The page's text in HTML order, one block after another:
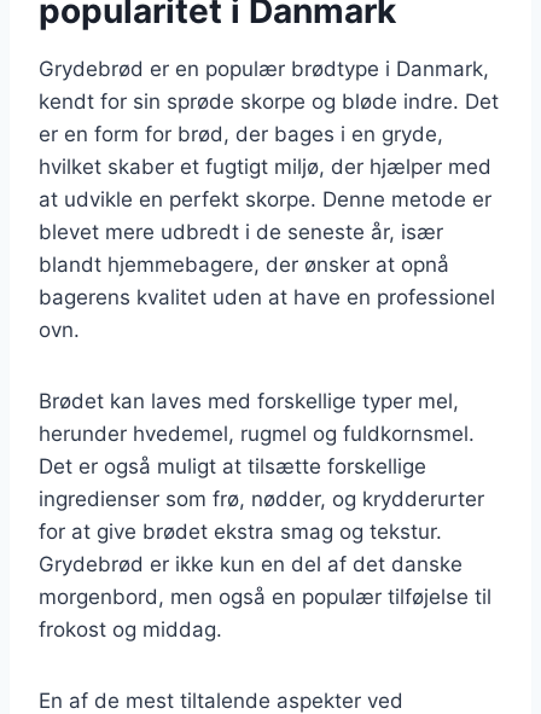
popularitet i Danmark
Grydebrød er en populær brødtype i Danmark,
kendt for sin sprøde skorpe og bløde indre. Det
er en form for brød, der bages i en gryde,
hvilket skaber et fugtigt miljø, der hjælper med
at udvikle en perfekt skorpe. Denne metode er
blevet mere udbredt i de seneste år, især
blandt hjemmebagere, der ønsker at opnå
bagerens kvalitet uden at have en professionel
ovn.
Brødet kan laves med forskellige typer mel,
herunder hvedemel, rugmel og fuldkornsmel.
Det er også muligt at tilsætte forskellige
ingredienser som frø, nødder, og krydderurter
for at give brødet ekstra smag og tekstur.
Grydebrød er ikke kun en del af det danske
morgenbord, men også en populær tilføjelse til
frokost og middag.
En af de mest tiltalende aspekter ved